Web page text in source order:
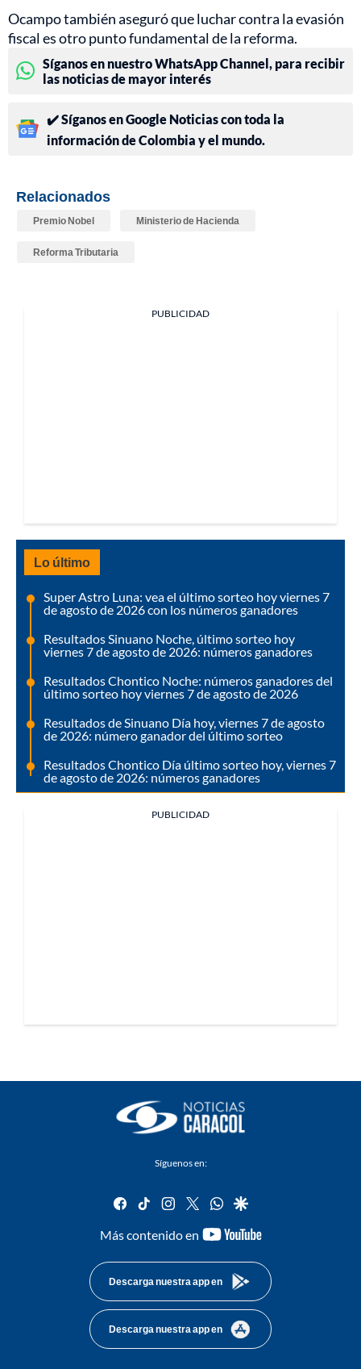
Ocampo también aseguró que luchar contra la evasión
fiscal es otro punto fundamental de la reforma.
Síganos en nuestro WhatsApp Channel, para recibir
las noticias de mayor interés
✔️ Síganos en Google Noticias con toda la
información de Colombia y el mundo.
Relacionados
Premio Nobel Ministerio de Hacienda
Reforma Tributaria
PUBLICIDAD
Lo último
Super Astro Luna: vea el último sorteo hoy viernes 7
de agosto de 2026 con los números ganadores
Resultados Sinuano Noche, último sorteo hoy
viernes 7 de agosto de 2026: números ganadores
Resultados Chontico Noche: números ganadores del
último sorteo hoy viernes 7 de agosto de 2026
Resultados de Sinuano Día hoy, viernes 7 de agosto
de 2026: número ganador del último sorteo
Resultados Chontico Día último sorteo hoy, viernes 7
de agosto de 2026: números ganadores
PUBLICIDAD
Síguenos en:
facebook
tiktok instagram
twitterwhatsapp
google
Más contenido en
youtube-
Descarga nuestra app en
Descarga nuestra app en